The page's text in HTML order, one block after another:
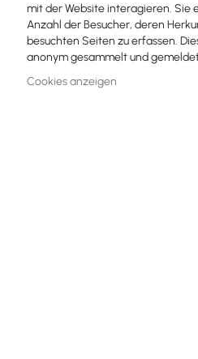
MikroTik-Lizenzen
Überwachung, Smart Home
Outdoor-WiFi-Geräte
mit der Website interagieren. Sie
Anzahl der Besucher, deren
besuchten Seiten zu erfassen.
anonym gesammelt und
Cookies anzeigen